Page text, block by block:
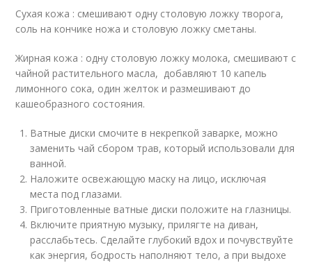
Сухая кожа : смешивают одну столовую ложку творога,
соль на кончике ножа и столовую ложку сметаны.
Жирная кожа : одну столовую ложку молока, смешивают с
чайной растительного масла, добавляют 10 капель
лимонного сока, один желток и размешивают до
кашеобразного состояния.
Ватные диски смочите в некрепкой заварке, можно
заменить чай сбором трав, который использовали для
ванной.
Наложите освежающую маску на лицо, исключая
места под глазами.
Приготовленные ватные диски положите на глазницы.
Включите приятную музыку, прилягте на диван,
расслабьтесь. Сделайте глубокий вдох и почувствуйте
как энергия, бодрость наполняют тело, а при выдохе